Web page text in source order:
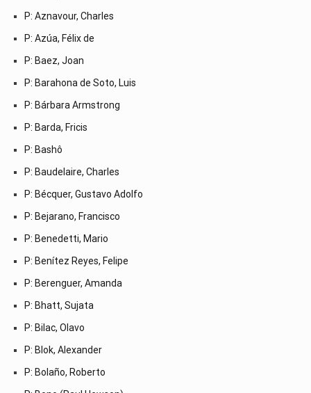
P: Aznavour, Charles
P: Azúa, Félix de
P: Baez, Joan
P: Barahona de Soto, Luis
P: Bárbara Armstrong
P: Barda, Fricis
P: Bashô
P: Baudelaire, Charles
P: Bécquer, Gustavo Adolfo
P: Bejarano, Francisco
P: Benedetti, Mario
P: Benítez Reyes, Felipe
P: Berenguer, Amanda
P: Bhatt, Sujata
P: Bilac, Olavo
P: Blok, Alexander
P: Bolaño, Roberto